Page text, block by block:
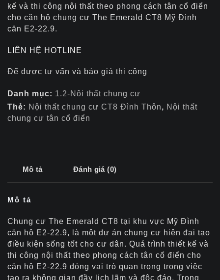
kế và thi công nội thất theo phong cách tân cổ điển
cho căn hộ chung cư The Emerald CT8 Mỹ Đình
căn E2-22.9.
LIÊN HỆ HOTLINE
Để được tư vấn và báo giá thi công
Danh mục: 1.2-Nội thất chung cư
Thẻ: Nội thất chung cư CT8 Đình Thôn, Nội thất
chung cư tân cổ điển
Mô tả Đánh giá (0)
Mô tả
Chung cư The Emerald CT8 tại khu vực Mỹ Đình
căn hộ E2-22.9, là một dự án chung cư hiện đại tạo
điều kiện sống tốt cho cư dân. Quá trình thiết kế và
thi công nội thất theo phong cách tân cổ điển cho
căn hộ E2-22.9 đóng vai trò quan trọng trong việc
tạo ra không gian đầy lịch lãm và độc đáo. Trong